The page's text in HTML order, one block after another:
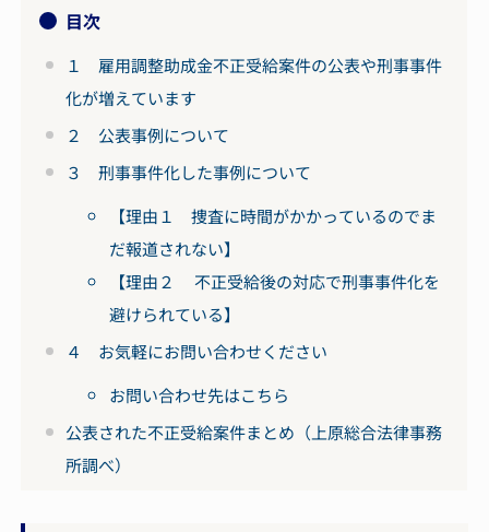
目次
１ 雇用調整助成金不正受給案件の公表や刑事事件
化が増えています
２ 公表事例について
３ 刑事事件化した事例について
【理由１ 捜査に時間がかかっているのでま
だ報道されない】
【理由２ 不正受給後の対応で刑事事件化を
避けられている】
４ お気軽にお問い合わせください
お問い合わせ先はこちら
公表された不正受給案件まとめ（上原総合法律事務
所調べ）